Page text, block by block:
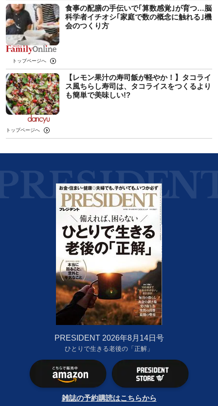
食事の配膳の手伝いで｢算数感覚｣が育つ…脳
科学者イチオシ｢家庭で数の概念に触れる｣機
会のつくり方
トップページへ
【レモン果汁の寿司飯が軽やか！】タコライ
ス風ちらし寿司は、タコライスをつくるより
も簡単で美味しい!?
トップページへ
PRESIDENT 2026年8月14日号
ひとりで生きる老後の「正解」
雑誌の予約購読はこちらから